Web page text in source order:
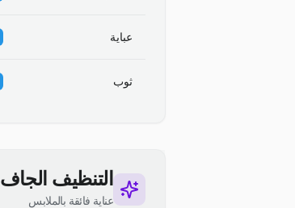
عباية
ثوب
التنظيف الجاف
عناية فائقة بالملابس